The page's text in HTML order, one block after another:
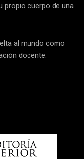
propio cuerpo de una
al mundo como
docente.